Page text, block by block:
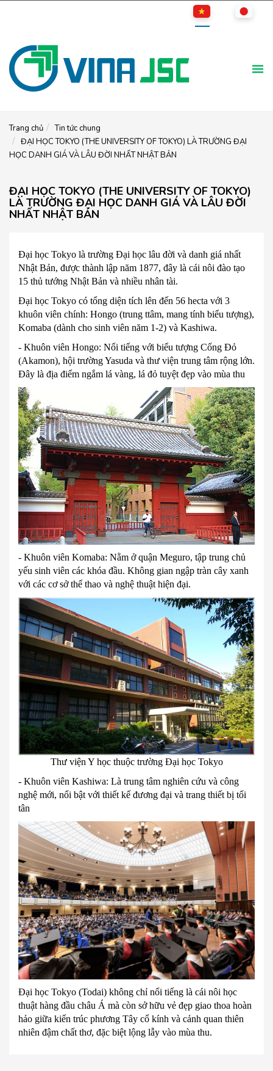
Trang chủ
Tin tức chung
ĐẠI HỌC TOKYO (THE UNIVERSITY OF TOKYO) LÀ TRƯỜNG ĐẠI
HỌC DANH GIÁ VÀ LÂU ĐỜI NHẤT NHẬT BẢN
ĐẠI HỌC TOKYO (THE UNIVERSITY OF TOKYO)
LÀ TRƯỜNG ĐẠI HỌC DANH GIÁ VÀ LÂU ĐỜI
NHẤT NHẬT BẢN
Đại học Tokyo là trường Đại học lâu đời và danh giá nhất
Nhật Bản, được thành lập năm 1877, đây là cái nôi đào tạo
15 thủ tướng Nhật Bản và nhiều nhân tài.
Đại học Tokyo có tổng diện tích lên đến 56 hecta với 3
khuôn viên chính: Hongo (trung ttâm, mang tính biểu tượng),
Komaba (dành cho sinh viên năm 1-2) và Kashiwa.
- Khuôn viên Hongo: Nổi tiếng với biểu tượng Cổng Đỏ
(Akamon), hội trường Yasuda và thư viện trung tâm rộng lớn.
Đây là địa điểm ngắm lá vàng, lá đỏ tuyệt đẹp vào mùa thu
- Khuôn viên Komaba: Nằm ở quận Meguro, tập trung chủ
yếu sinh viên các khóa đầu. Không gian ngập tràn cây xanh
với các cơ sở thể thao và nghệ thuật hiện đại.
Thư viện Y học thuộc trường Đại học Tokyo
- Khuôn viên Kashiwa: Là trung tâm nghiên cứu và công
nghệ mới, nổi bật với thiết kế đương đại và trang thiết bị tối
tân
Đại học Tokyo (Todai) không chỉ nổi tiếng là cái nôi học
thuật hàng đầu châu Á mà còn sở hữu vẻ đẹp giao thoa hoàn
hảo giữa kiến trúc phương Tây cổ kính và cảnh quan thiên
nhiên đậm chất thơ, đặc biệt lộng lẫy vào mùa thu.